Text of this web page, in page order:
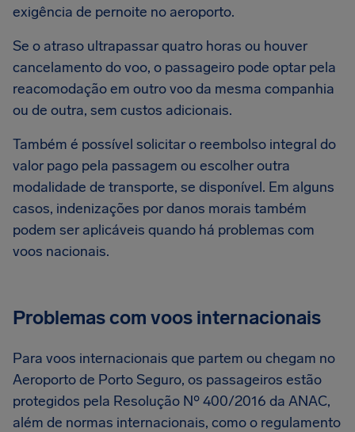
exigência de pernoite no aeroporto.
Se o atraso ultrapassar quatro horas ou houver
cancelamento do voo, o passageiro pode optar pela
reacomodação em outro voo da mesma companhia
ou de outra, sem custos adicionais.
Também é possível solicitar o reembolso integral do
valor pago pela passagem ou escolher outra
modalidade de transporte, se disponível. Em alguns
casos, indenizações por danos morais também
podem ser aplicáveis quando há problemas com
voos nacionais.
Problemas com voos internacionais
Para voos internacionais que partem ou chegam no
Aeroporto de Porto Seguro, os passageiros estão
protegidos pela Resolução Nº 400/2016 da ANAC,
além de normas internacionais, como o regulamento